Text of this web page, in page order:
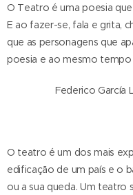
O Teatro é uma poesia
E ao fazer-se, fala e grita,
que as personagens que
poesia e ao mesmo tempo
Federico García
O teatro é um dos mais
edificação de um país e o
ou a sua queda. Um